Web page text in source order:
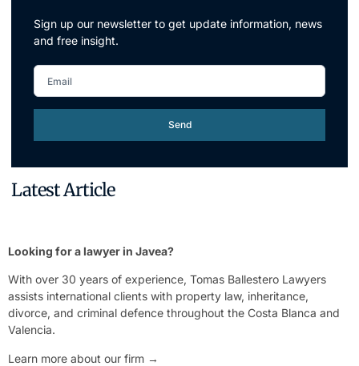
Sign up our newsletter to get update information, news
and free insight.
Send
Latest Article
Looking for a lawyer in Javea?
With over 30 years of experience, Tomas Ballestero Lawyers
assists international clients with property law, inheritance,
divorce, and criminal defence throughout the Costa Blanca and
Valencia.
Learn more about our firm →